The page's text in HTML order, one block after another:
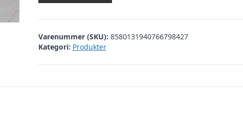
Varenummer (SKU): 8580131940766798427
Kategori: Produkter